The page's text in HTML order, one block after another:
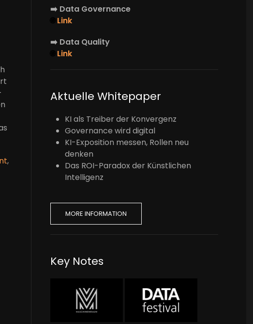
,
➡️ Data Governance
Link
➡️ Data Quality
Link
Aktuelle Whitepaper
KI als Treiber der Konvergenz
Governance wird digital
KI-Exposition messen, Rollen neu
denken
Das ROI-Paradox der Künstlichen
Intelligenz
MORE INFORMATION
Key Notes